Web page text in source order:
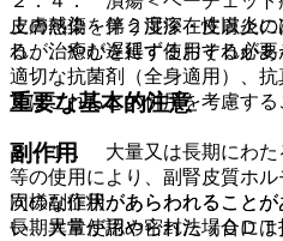
上の熱傷・第２度深在性以上
れ、治癒が遅延するおそれがあ
重要な基本的注意
８．１． 大量又は長期にわた
等の使用により、副腎皮質ホ
同様な症状があらわれること
長期大量使用や密封法（ＯＤ
皮膚感染を伴う湿疹・皮膚炎
るが、やむを得ず使用する必
適切な抗菌剤（全身適用）、抗
又はこれらとの併用を考慮する
副作用
次の副作用があらわれること
い、異常が認められた場合に